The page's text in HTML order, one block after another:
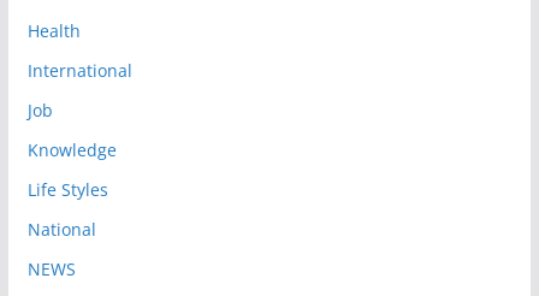
Health
International
Job
Knowledge
Life Styles
National
NEWS